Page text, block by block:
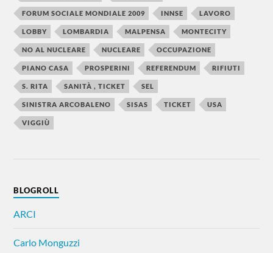
FORUM SOCIALE MONDIALE 2009 INNSE LAVORO
LOBBY LOMBARDIA MALPENSA MONTECITY
NO AL NUCLEARE NUCLEARE OCCUPAZIONE
PIANO CASA PROSPERINI REFERENDUM RIFIUTI
S. RITA SANITÀ , TICKET SEL
SINISTRA ARCOBALENO SISAS TICKET USA
VIGGIÙ
BLOGROLL
ARCI
Carlo Monguzzi